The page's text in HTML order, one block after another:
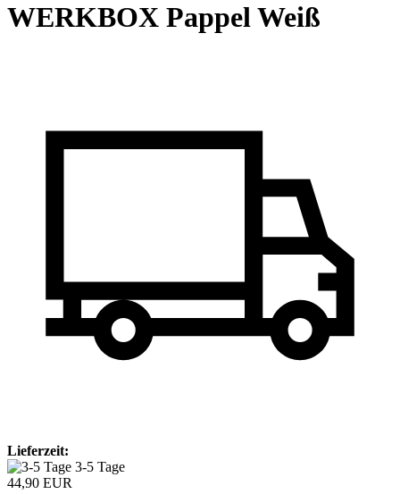
WERKBOX Pappel Weiß
Lieferzeit:
3-5 Tage
44,90 EUR